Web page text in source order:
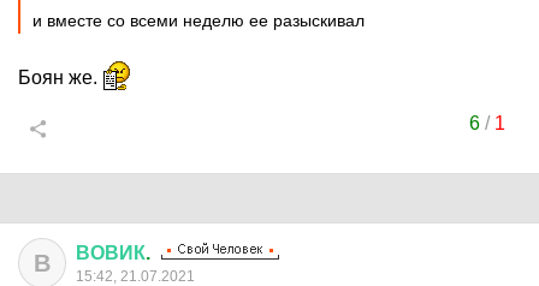
и вместе со всеми неделю ее разыскивал
Боян же.
6/ 1
В ВОВИК.
15:42, 21.07.2021